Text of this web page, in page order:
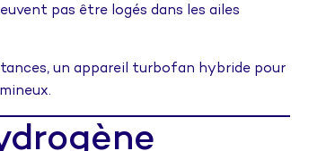
pas être logés dans les ailes
un appareil turbofan hybride pour